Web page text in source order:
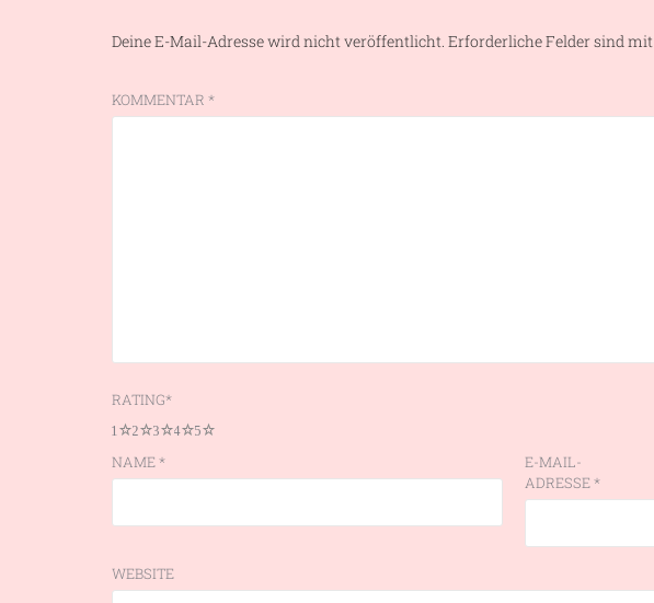
Deine E-Mail-Adresse wird nicht veröffentlicht. Erforderliche Felder sind mit
KOMMENTAR *
RATING*
5
4
3
2
1
NAME*
E-MAIL-
ADRESSE*
WEBSITE